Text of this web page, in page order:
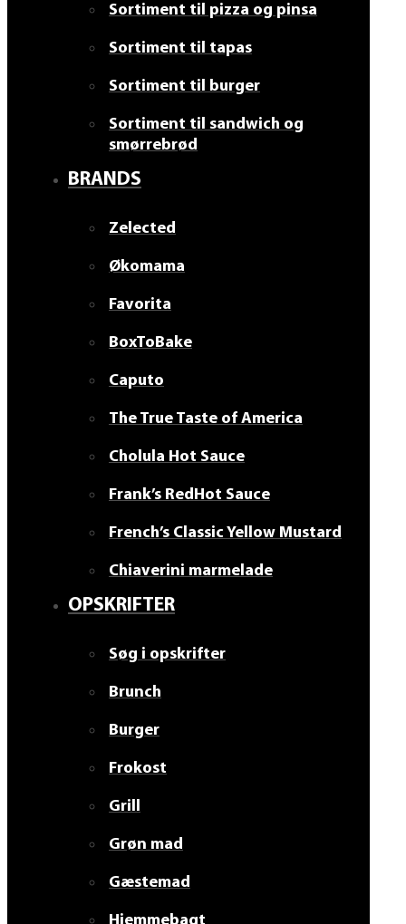
Sortiment til pizza og pinsa
Sortiment til tapas
Sortiment til burger
Sortiment til sandwich og
smørrebrød
BRANDS
Zelected
Økomama
Favorita
BoxToBake
Caputo
The True Taste of America
Cholula Hot Sauce
Frank’s RedHot Sauce
French’s Classic Yellow Mustard
Chiaverini marmelade
OPSKRIFTER
Søg i opskrifter
Brunch
Burger
Frokost
Grill
Grøn mad
Gæstemad